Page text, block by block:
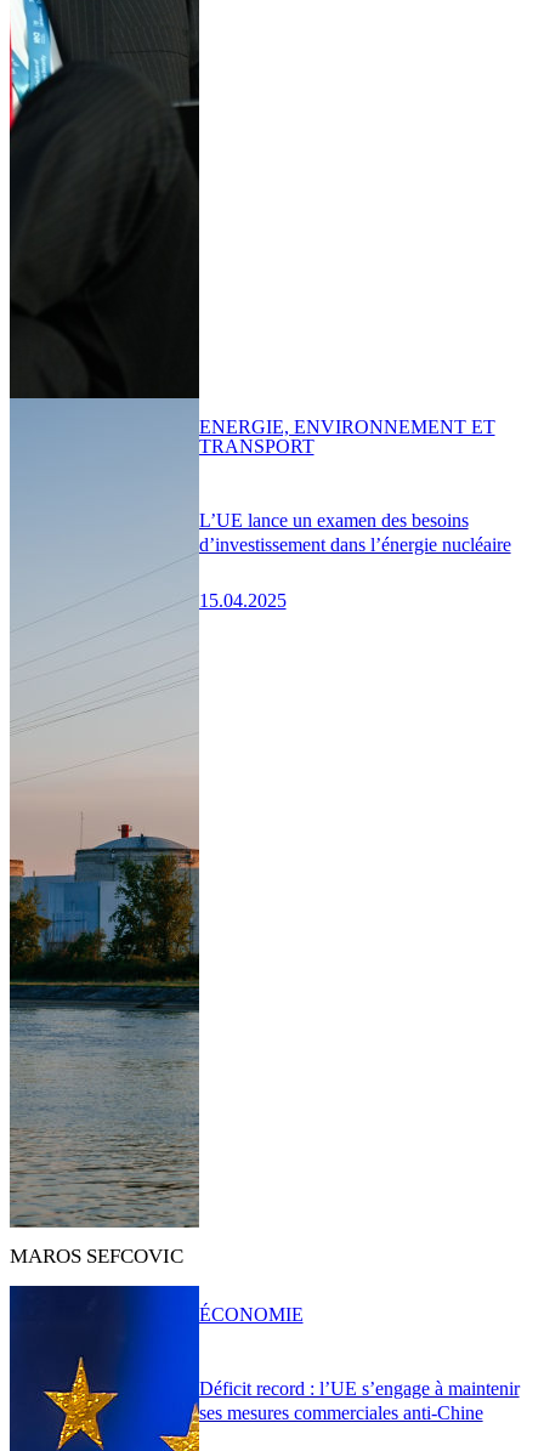
L’UE lance un examen des besoins
d’investissement dans l’énergie nucléaire
15.04.2025
ENERGIE, ENVIRONNEMENT ET
TRANSPORT
MAROS SEFCOVIC
Déficit record : l’UE s’engage à maintenir
ses mesures commerciales anti-Chine
ÉCONOMIE